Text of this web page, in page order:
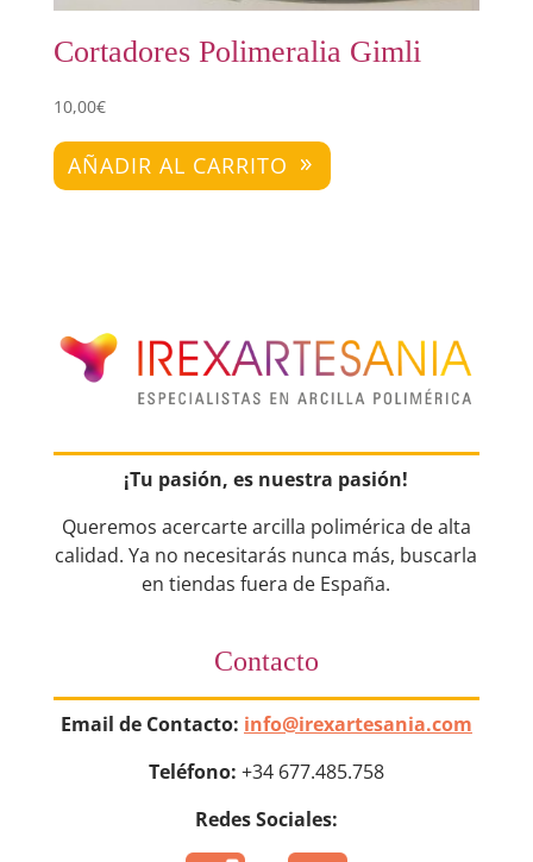
Cortadores Polimeralia Gimli
10,00€
AÑADIR AL CARRITO
¡Tu pasión, es nuestra pasión!
Queremos acercarte arcilla polimérica de alta
calidad. Ya no necesitarás nunca más, buscarla
en tiendas fuera de España.
Contacto
Email de Contacto: info@irexartesania.com
Teléfono: +34 677.485.758
Redes Sociales: